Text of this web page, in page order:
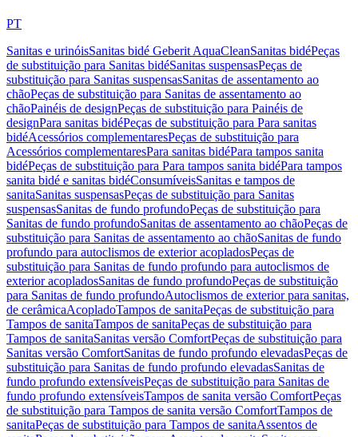
PT
Sanitas e urinóisSanitas bidé Geberit AquaCleanSanitas bidéPeças
de substituição para Sanitas bidéSanitas suspensasPeças de
substituição para Sanitas suspensasSanitas de assentamento ao
chãoPeças de substituição para Sanitas de assentamento ao
chãoPainéis de designPeças de substituição para Painéis de
designPara sanitas bidéPeças de substituição para Para sanitas
bidéAcessórios complementaresPeças de substituição para
Acessórios complementaresPara sanitas bidéPara tampos sanita
bidéPeças de substituição para Para tampos sanita bidéPara tampos
sanita bidé e sanitas bidéConsumíveisSanitas e tampos de
sanitaSanitas suspensasPeças de substituição para Sanitas
suspensasSanitas de fundo profundoPeças de substituição para
Sanitas de fundo profundoSanitas de assentamento ao chãoPeças de
substituição para Sanitas de assentamento ao chãoSanitas de fundo
profundo para autoclismos de exterior acopladosPeças de
substituição para Sanitas de fundo profundo para autoclismos de
exterior acopladosSanitas de fundo profundoPeças de substituição
para Sanitas de fundo profundoAutoclismos de exterior para sanitas,
de cerâmicaAcopladoTampos de sanitaPeças de substituição para
Tampos de sanitaTampos de sanitaPeças de substituição para
Tampos de sanitaSanitas versão ComfortPeças de substituição para
Sanitas versão ComfortSanitas de fundo profundo elevadasPeças de
substituição para Sanitas de fundo profundo elevadasSanitas de
fundo profundo extensíveisPeças de substituição para Sanitas de
fundo profundo extensíveisTampos de sanita versão ComfortPeças
de substituição para Tampos de sanita versão ComfortTampos de
sanitaPeças de substituição para Tampos de sanitaAssentos de